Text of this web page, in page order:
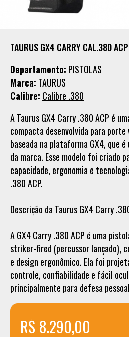
TAURUS GX4 CARRY CAL.380 ACP
Departamento: PISTOLAS
Marca: TAURUS
Calibre: Calibre .380
A Taurus GX4 Carry .380 ACP é
compacta desenvolvida para porte
baseada na plataforma GX4, que
da marca. Esse modelo foi criado
capacidade, ergonomia e
.380 ACP. 🔫
Descrição da Taurus GX4 Carry
A GX4 Carry .380 ACP é uma
striker-fired (percussor lançado),
e design ergonômico. Ela foi
controle, confiabilidade e fácil
principalmente para defesa
R$ 8.290,00